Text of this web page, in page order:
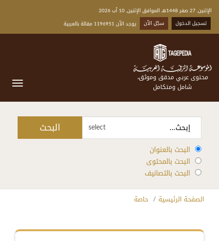
الإثنين, 27 صفر 1448هـ الموافق الإثنين, 10 آب 2026
تسجيل الدخول
سجّل الآن يوجد الآن 1196951 مقالة بالعربية
محتوى عربي مدقق وموثق،
شامل ومتكامل
select البحث
البحث بالعنوان
البحث بالمحتوى
البحث بالتصانيف
الصفحة الرئيسية حاصة